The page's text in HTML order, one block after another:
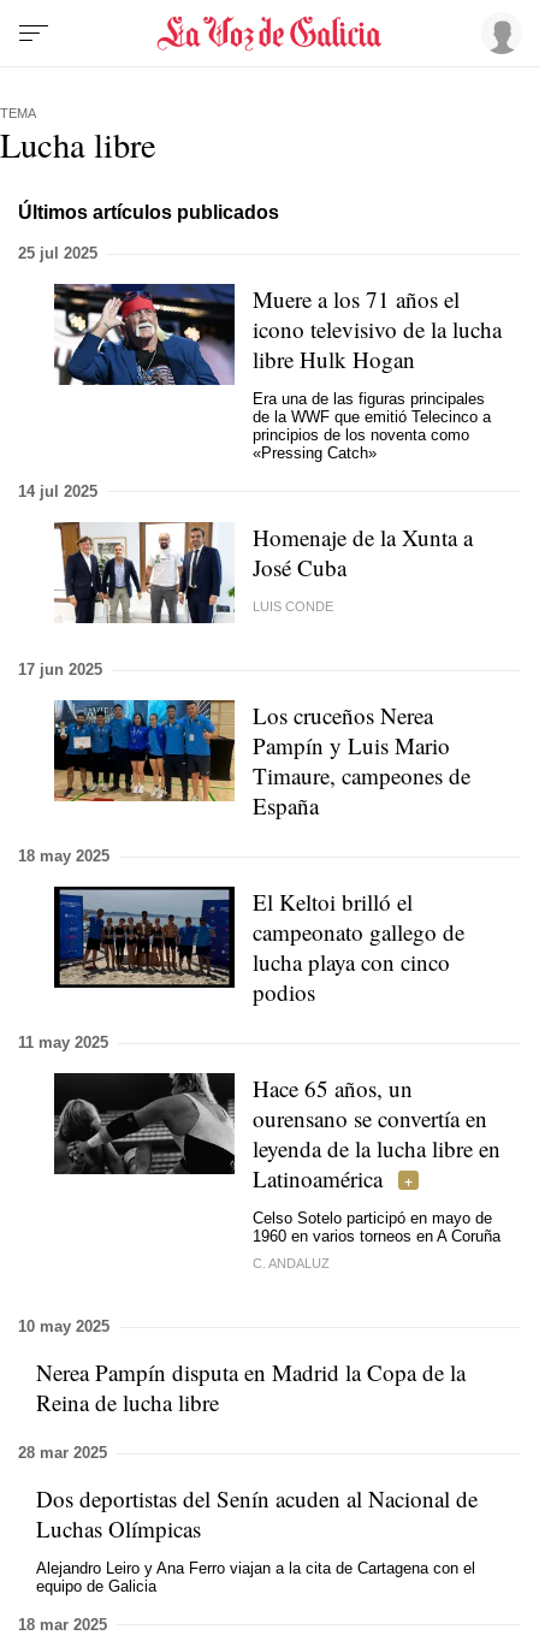
TEMA
Lucha libre
Últimos artículos publicados
25 jul 2025
Muere a los 71 años el
icono televisivo de la lucha
libre Hulk Hogan
Era una de las figuras principales
de la WWF que emitió Telecinco a
principios de los noventa como
«Pressing Catch»
14 jul 2025
Homenaje de la Xunta a
José Cuba
LUIS CONDE
17 jun 2025
Los cruceños Nerea
Pampín y Luis Mario
Timaure, campeones de
España
18 may 2025
El Keltoi brilló el
campeonato gallego de
lucha playa con cinco
podios
11 may 2025
Hace 65 años, un
ourensano se convertía en
leyenda de la lucha libre en
Latinoamérica
Celso Sotelo participó en mayo de
1960 en varios torneos en A Coruña
C. ANDALUZ
10 may 2025
Nerea Pampín disputa en Madrid la Copa de la
Reina de lucha libre
28 mar 2025
Dos deportistas del Senín acuden al Nacional de
Luchas Olímpicas
Alejandro Leiro y Ana Ferro viajan a la cita de Cartagena con el
equipo de Galicia
18 mar 2025